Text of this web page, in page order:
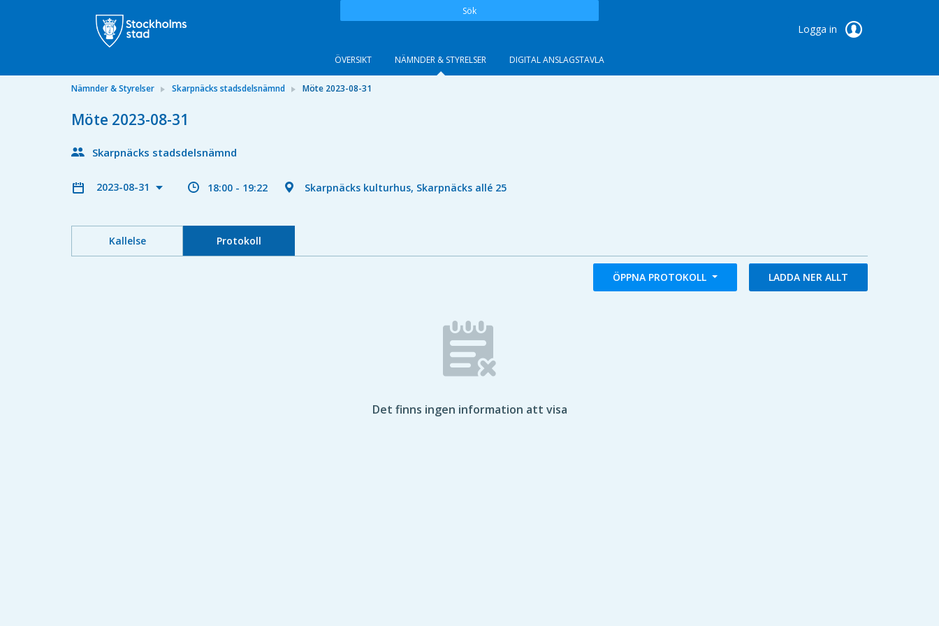
Sök
Logga in
ÖVERSIKT NÄMNDER & STYRELSER DIGITAL ANSLAGSTAVLA
Nämnder & Styrelser Skarpnäcks stadsdelsnämnd Möte 2023-08-31
Möte 2023-08-31
Skarpnäcks stadsdelsnämnd
2023-08-31 18:00 - 19:22 Skarpnäcks kulturhus, Skarpnäcks allé 25
Kallelse Protokoll
ÖPPNA PROTOKOLL LADDA NER ALLT
Det finns ingen information att visa